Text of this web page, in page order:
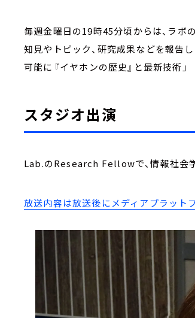
毎週金曜日の19時45分頃からは、ラ
知見やトピック、研究成果などを報告
可能に――『イヤホンの歴史』と最新技術」
スタジオ出演
Lab.のResearch Fellowで、情報社会
放送内容は放送後にメディアプラット